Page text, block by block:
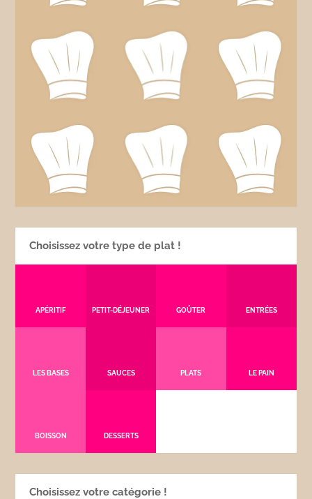
Choisissez votre type de plat !
APÉRITIF PETIT-DÉJEUNER GOÛTER ENTRÉES
LES BASES SAUCES PLATS LE PAIN
BOISSON DESSERTS
Choisissez votre catégorie !